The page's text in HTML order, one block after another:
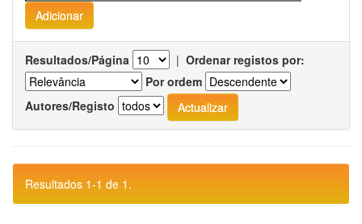
Resultados/Página | Ordenar registos por:
Por ordem
Autores/Registo
Resultados 1-1 de 1.